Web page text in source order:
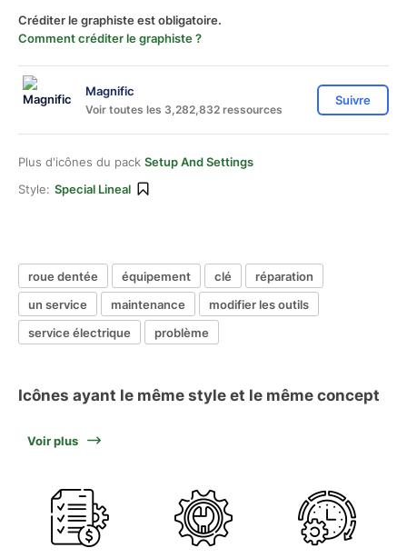
Créditer le graphiste est obligatoire.
Comment créditer le graphiste ?
Magnific
Voir toutes les 3,282,832 ressources
Suivre
Plus d'icônes du pack Setup And Settings
Style: Special Lineal
roue dentée équipement clé
réparation
un service
maintenance
modifier les outils
service électrique
problème
Icônes ayant le même style et le même concept
Voir plus